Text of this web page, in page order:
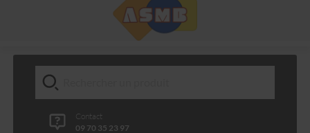
Contact
09 70 35 23 97